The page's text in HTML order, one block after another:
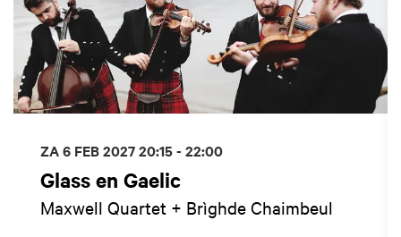
Glass en Gaelic
Maxwell Quartet + Brìghde Chaimbeul
ZA 6 FEB 202720:15 - 22:00